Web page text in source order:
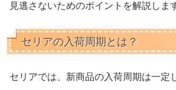
見逃さないためのポイントを解説しま
セリアの入荷周期とは？
セリアでは、新商品の入荷周期は一定